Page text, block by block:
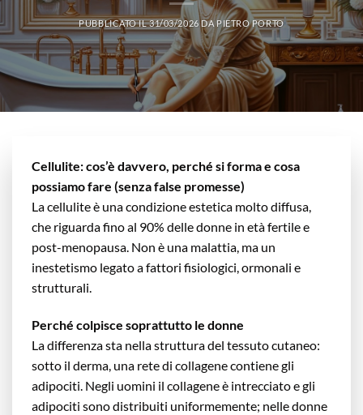
PUBBLICATO IL31/03/2026 DAPIETRO PORTO
Cellulite: cos’è davvero, perché si forma e cosa
possiamo fare (senza false promesse)
La cellulite è una condizione estetica molto diffusa,
che riguarda fino al 90% delle donne in età fertile e
post-menopausa. Non è una malattia, ma un
inestetismo legato a fattori fisiologici, ormonali e
strutturali.
Perché colpisce soprattutto le donne
La differenza sta nella struttura del tessuto cutaneo:
sotto il derma, una rete di collagene contiene gli
adipociti. Negli uomini il collagene è intrecciato e gli
adipociti sono distribuiti uniformemente; nelle donne